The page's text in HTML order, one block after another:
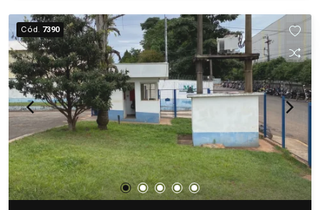
Cód. 7390